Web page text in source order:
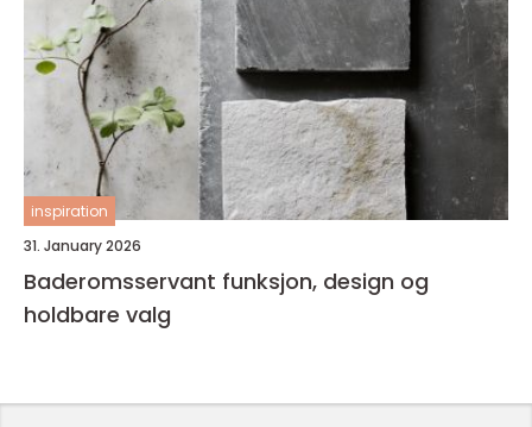
inspiration
31. January 2026
Baderomsservant funksjon, design og
holdbare valg